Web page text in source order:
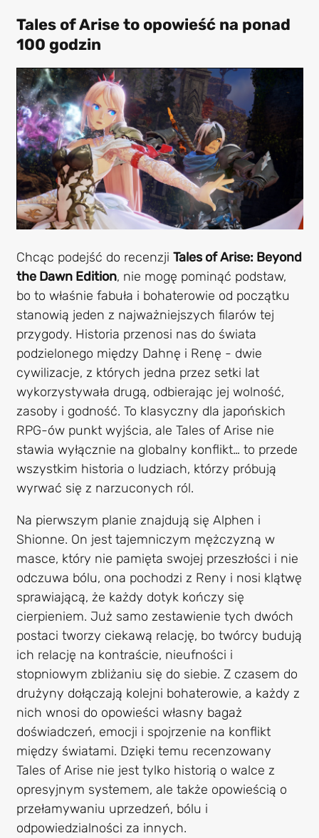
Tales of Arise to opowieść na ponad
100 godzin
Chcąc podejść do recenzji Tales of Arise: Beyond
the Dawn Edition, nie mogę pominąć podstaw,
bo to właśnie fabuła i bohaterowie od początku
stanowią jeden z najważniejszych filarów tej
przygody. Historia przenosi nas do świata
podzielonego między Dahnę i Renę - dwie
cywilizacje, z których jedna przez setki lat
wykorzystywała drugą, odbierając jej wolność,
zasoby i godność. To klasyczny dla japońskich
RPG-ów punkt wyjścia, ale Tales of Arise nie
stawia wyłącznie na globalny konflikt… to przede
wszystkim historia o ludziach, którzy próbują
wyrwać się z narzuconych ról.
Na pierwszym planie znajdują się Alphen i
Shionne. On jest tajemniczym mężczyzną w
masce, który nie pamięta swojej przeszłości i nie
odczuwa bólu, ona pochodzi z Reny i nosi klątwę
sprawiającą, że każdy dotyk kończy się
cierpieniem. Już samo zestawienie tych dwóch
postaci tworzy ciekawą relację, bo twórcy budują
ich relację na kontraście, nieufności i
stopniowym zbliżaniu się do siebie. Z czasem do
drużyny dołączają kolejni bohaterowie, a każdy z
nich wnosi do opowieści własny bagaż
doświadczeń, emocji i spojrzenie na konflikt
między światami. Dzięki temu recenzowany
Tales of Arise nie jest tylko historią o walce z
opresyjnym systemem, ale także opowieścią o
przełamywaniu uprzedzeń, bólu i
odpowiedzialności za innych.